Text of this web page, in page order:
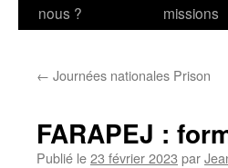
nous ?
missions
← Journées nationales Prison
FARAPEJ :
Publié le23 février 2023 par